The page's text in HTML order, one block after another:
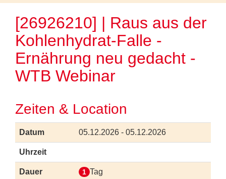
[26926210] | Raus aus der
Kohlenhydrat-Falle -
Ernährung neu gedacht -
WTB Webinar
Zeiten & Location
Datum 05.12.2026 - 05.12.2026
Uhrzeit
Dauer 1 Tag